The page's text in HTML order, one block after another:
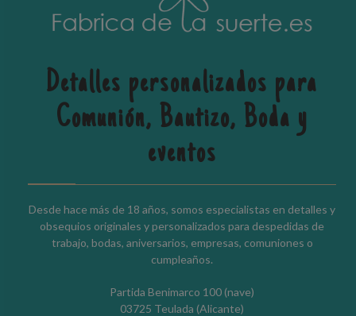
Detalles personalizados para
Comunión, Bautizo, Boda y
eventos
Desde hace más de 18 años, somos especialistas en detalles y
obsequios originales y personalizados para despedidas de
trabajo, bodas, aniversarios, empresas, comuniones o
cumpleaños.
Partida Benimarco 100 (nave)
03725 Teulada (Alicante)